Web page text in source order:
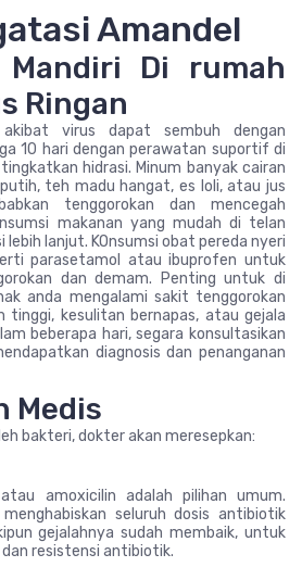
Amandel
Mandiri Di rumah
Ringan
akibat virus dapat sembuh dengan
10 hari dengan perawatan suportif di
hidrasi. Minum banyak cairan
teh madu hangat, es loli, atau jus
tenggorokan dan mencegah
makanan yang mudah di telan
lanjut. KOnsumsi obat pereda nyeri
parasetamol atau ibuprofen untuk
dan demam. Penting untuk di
anda mengalami sakit tenggorokan
tinggi, kesulitan bernapas, atau gejala
beberapa hari, segara konsultasikan
diagnosis dan penanganan
Medis
bakteri, dokter akan meresepkan:
amoxicilin adalah pilihan umum.
seluruh dosis antibiotik
gejalahnya sudah membaik, untuk
resistensi antibiotik.